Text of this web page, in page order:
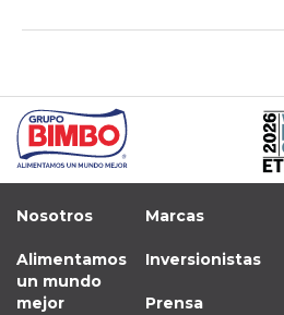
Nosotros
Alimentamos
un mundo
mejor
Marcas
Inversionistas
Prensa